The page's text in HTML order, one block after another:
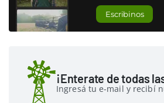
Escribinos
¡Enterate de todas
Ingresá tu e-mail y recibí